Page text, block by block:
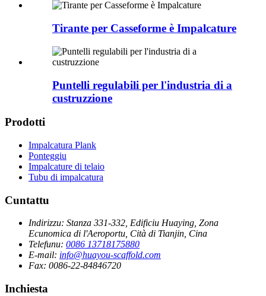
Tirante per Casseforme è Impalcature
Puntelli regulabili per l'industria di a
custruzzione
Prodotti
Impalcatura Plank
Ponteggiu
Impalcature di telaio
Tubu di impalcatura
Cuntattu
Indirizzu: Stanza 331-332, Edificiu Huaying, Zona
Ecunomica di l'Aeroportu, Cità di Tianjin, Cina
Telefunu: 0086 13718175880
E-mail: info@huayou-scaffold.com
Fax: 0086-22-84846720
Inchiesta